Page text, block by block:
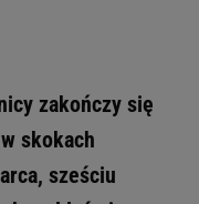
zakończy się
skokach
sześciu